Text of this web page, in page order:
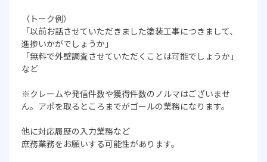
（トーク例）
「以前お話させていただきました塗装工事につきまして、
進捗いかがでしょうか」
「無料で外壁調査させていただくことは可能でしょうか」
など
※クレームや発信件数や獲得件数のノルマはございませ
ん。アポを取るところまでがゴールの業務になります。
他に対応履歴の入力業務など
庶務業務をお願いする可能性があります。